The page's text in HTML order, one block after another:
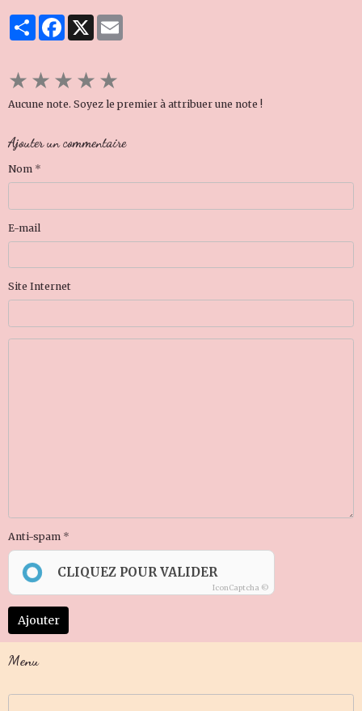
PartagerFacebook
X
★★★★★
Aucune note. Soyez le premier à attribuer une note !
Ajouter un commentaire
Nom
E-mail
Site Internet
Anti-spam
CLIQUEZ POUR VALIDER
IconCaptcha ©
Ajouter
Menu